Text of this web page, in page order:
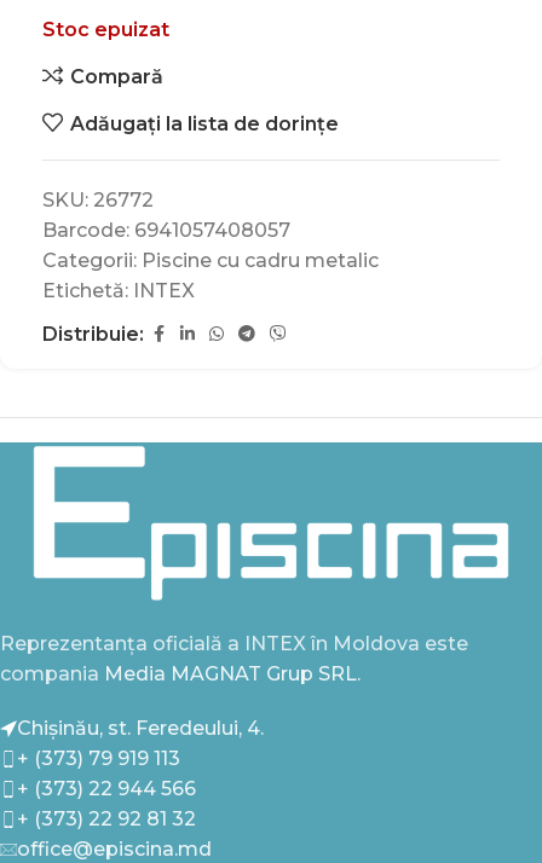
Stoc epuizat
Compară
Adăugați la lista de dorințe
SKU: 26772
Barcode: 6941057408057
Categorii: Piscine cu cadru metalic
Etichetă:
INTEX
Distribuie:
Reprezentanța oficială a INTEX în Moldova este
compania Media MAGNAT Grup SRL.
Chișinău, st. Feredeului, 4.
+ (373) 79 919 113
+ (373) 22 944 566
+ (373) 22 92 81 32
office@episcina.md